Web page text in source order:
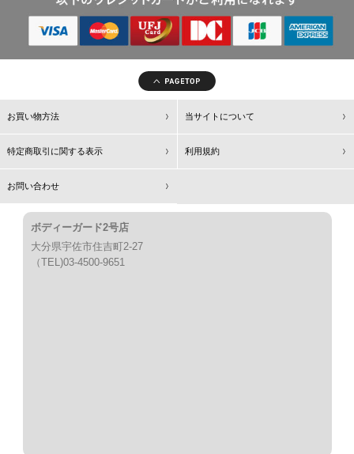
お買い物方法 当サイトについて
特定商取引に関する表示 利用規約
お問い合わせ
ボディーガード2号店
大分県宇佐市住吉町2-27
（TEL)03-4500-9651